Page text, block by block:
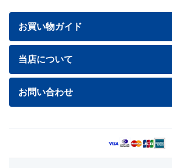
お買い物ガイド
お買い物ガイド
送料・配送について
お支払い方法
当店について
特定商取引法に基づく表記
お問い合わせ